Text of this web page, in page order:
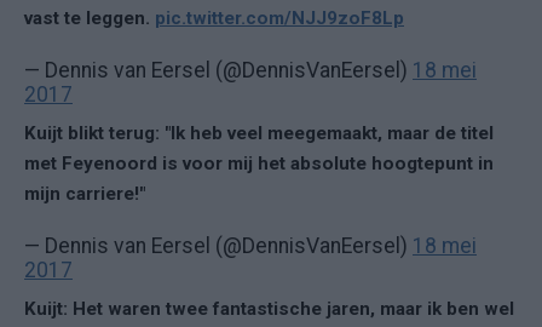
vast te leggen. pic.twitter.com/NJJ9zoF8Lp
— Dennis van Eersel (@DennisVanEersel) 18 mei
2017
Kuijt blikt terug: "Ik heb veel meegemaakt, maar de titel
met Feyenoord is voor mij het absolute hoogtepunt in
mijn carriere!"
— Dennis van Eersel (@DennisVanEersel) 18 mei
2017
Kuijt: Het waren twee fantastische jaren, maar ik ben wel